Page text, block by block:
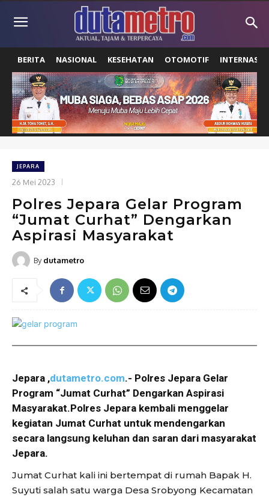
BERITA NASIONAL KESEHATAN OTOMOTIF
JEPARA
26 Mei 2023
Polres Jepara Gelar Program
“Jumat Curhat” Dengarkan
Aspirasi Masyarakat
By dutametro
Jepara ,dutametro.com.- Polres Jepara Gelar
Program “Jumat Curhat” Dengarkan Aspirasi
Masyarakat.Polres Jepara kembali menggelar
kegiatan Jumat Curhat untuk mendengarkan
secara langsung keluhan dan saran dari masyarakat
Jepara.
Jumat Curhat kali ini bertempat di rumah Bapak H.
Suyuti salah satu warga Desa Srobyong Kecamatan